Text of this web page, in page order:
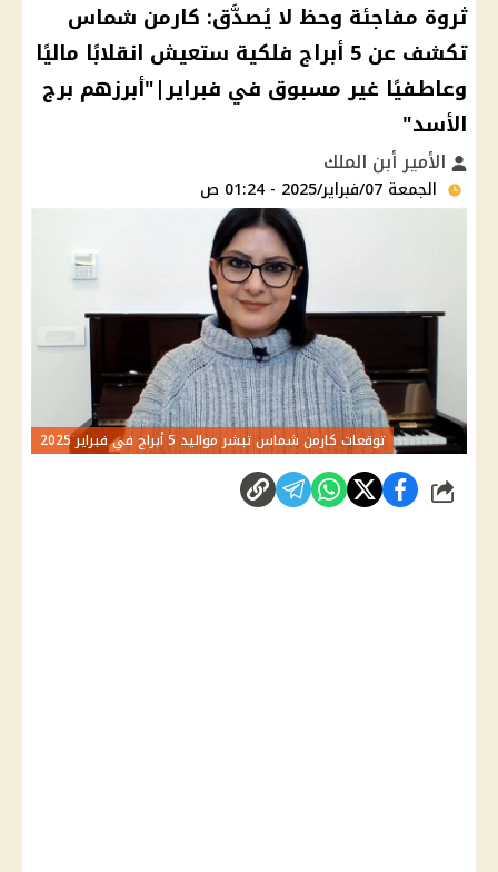
ثروة مفاجئة وحظ لا يُصدَّق: كارمن شماس
تكشف عن 5 أبراج فلكية ستعيش انقلابًا ماليًا
وعاطفيًا غير مسبوق في فبراير|"أبرزهم برج
الأسد"
الأمير أبن الملك
الجمعة 07/فبراير/2025 - 01:24 ص
توقعات كارمن شماس تبشر مواليد 5 أبراج في فبراير 2025
شارك